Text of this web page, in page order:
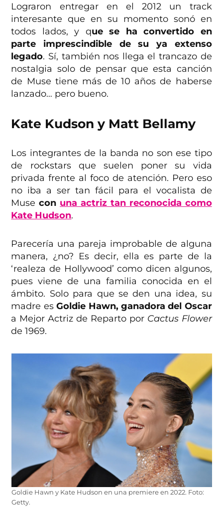
Lograron entregar en el 2012 un track
interesante que en su momento sonó en
todos lados, y que se ha convertido en
parte imprescindible de su ya extenso
legado. Sí, también nos llega el trancazo de
nostalgia solo de pensar que esta canción
de Muse tiene más de 10 años de haberse
lanzado… pero bueno.
Kate Kudson y Matt Bellamy
Los integrantes de la banda no son ese tipo
de rockstars que suelen poner su vida
privada frente al foco de atención. Pero eso
no iba a ser tan fácil para el vocalista de
Muse con una actriz tan reconocida como
Kate Hudson.
Parecería una pareja improbable de alguna
manera, ¿no? Es decir, ella es parte de la
‘realeza de Hollywood’ como dicen algunos,
pues viene de una familia conocida en el
ámbito. Solo para que se den una idea, su
madre esGoldie Hawn, ganadora del Oscar
a Mejor Actriz de Reparto por Cactus Flower
de 1969.
Goldie Hawn y Kate Hudson en una premiere en 2022. Foto:
Getty.